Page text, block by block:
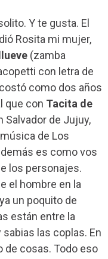
Y te gusta. El
Rosita mi mujer,
(zamba
con letra de
como dos años
que con Tacita de
Salvador de Jujuy,
de Los
es como vos
los personajes.
el hombre en la
un poquito de
están entre la
las coplas. En
de cosas. Todo eso